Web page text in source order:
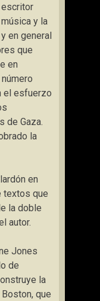
y la
en general
que
en
el esfuerzo
de Gaza.
la
en
textos que
la doble
autor.
Jones
de
la
que